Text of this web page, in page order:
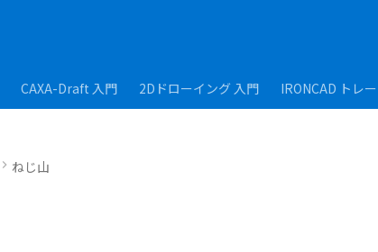
CAXA-Draft 入門 2Dドローイング 入門 IRONCAD トレ
ねじ山